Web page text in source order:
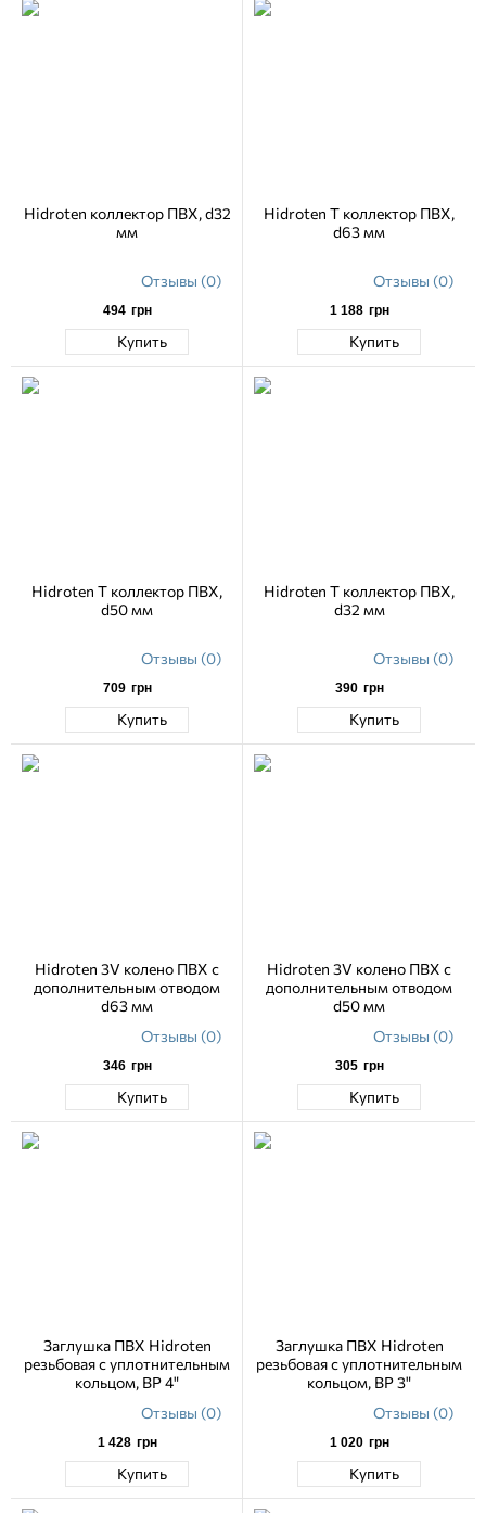
Hidroten коллектор ПВХ, d32
мм
Отзывы (0)
494 грн
Купить
Hidroten Т коллектор ПВХ,
d63 мм
Отзывы (0)
1 188 грн
Купить
Hidroten Т коллектор ПВХ,
d50 мм
Отзывы (0)
709 грн
Купить
Hidroten Т коллектор ПВХ,
d32 мм
Отзывы (0)
390 грн
Купить
Hidroten 3V колено ПВХ c
дополнительным отводом
d63 мм
Отзывы (0)
346 грн
Купить
Hidroten 3V колено ПВХ c
дополнительным отводом
d50 мм
Отзывы (0)
305 грн
Купить
Заглушка ПВХ Hidroten
резьбовая с уплотнительным
кольцом, ВР 4"
Отзывы (0)
1 428 грн
Купить
Заглушка ПВХ Hidroten
резьбовая с уплотнительным
кольцом, ВР 3"
Отзывы (0)
1 020 грн
Купить